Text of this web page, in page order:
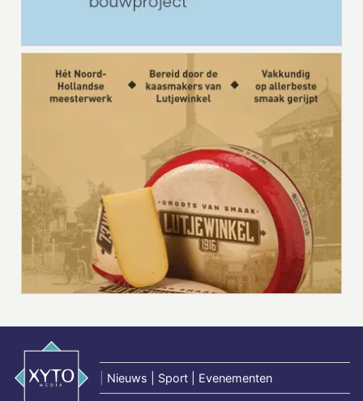
Nieuws | Sport | Evenementen